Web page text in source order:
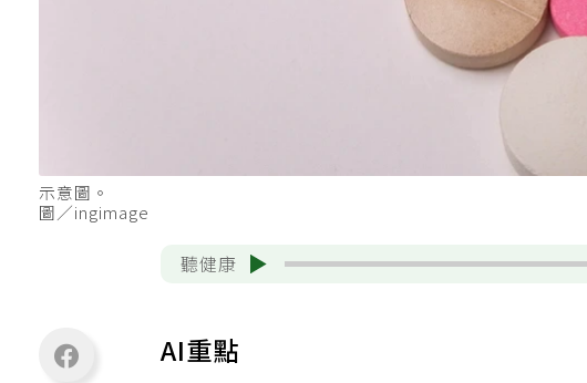
示意圖。
圖／ingimage
聽健康
AI重點